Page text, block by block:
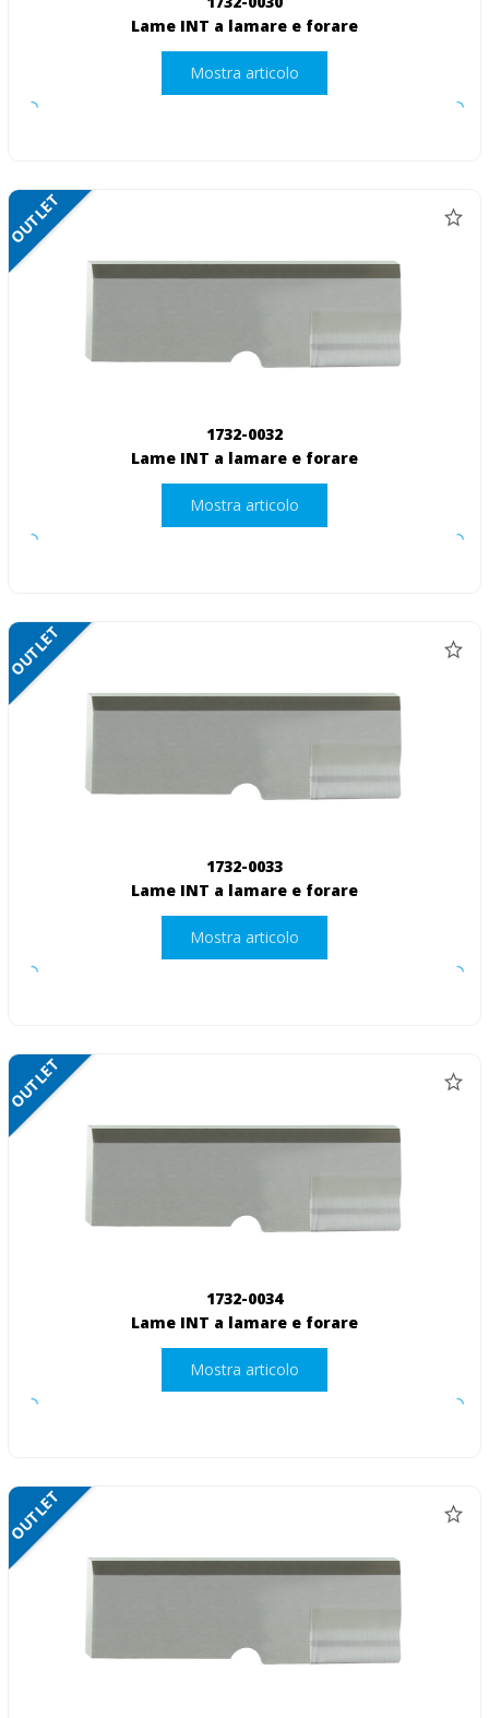
Lame INT a lamare e forare
Mostra articolo
OUTLET
1732-0032
Lame INT a lamare e forare
Mostra articolo
OUTLET
1732-0033
Lame INT a lamare e forare
Mostra articolo
OUTLET
1732-0034
Lame INT a lamare e forare
Mostra articolo
OUTLET